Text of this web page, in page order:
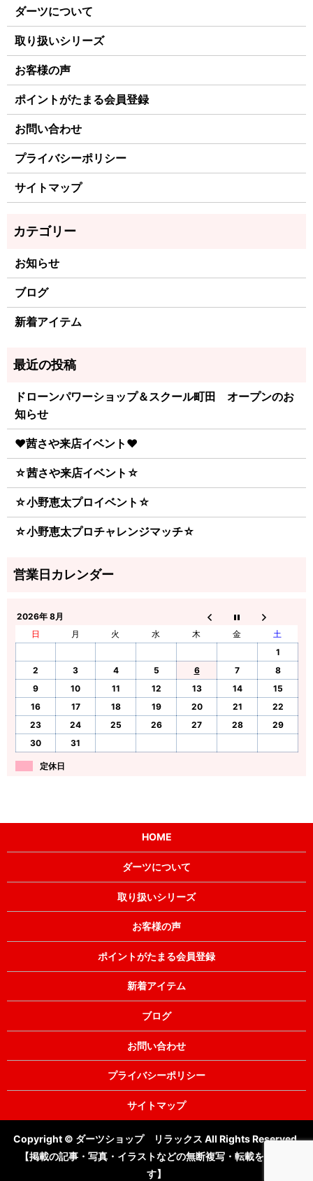
ダーツについて
取り扱いシリーズ
お客様の声
ポイントがたまる会員登録
お問い合わせ
プライバシーポリシー
サイトマップ
お知らせ
ブログ
新着アイテム
ドローンパワーショップ＆スクール町田 オープンのお
知らせ
♥茜さや来店イベント♥
☆茜さや来店イベント☆
☆小野恵太プロイベント☆
☆小野恵太プロチャレンジマッチ☆
2026年 8月
日
月 火 水 木 金
土
1
2
3 4 5 6 7
8
9
10 11 12 13 14
15
16
17 18 19 20 21
22
23
24 25 26 27 28
29
30
31
定休日
HOME
ダーツについて
取り扱いシリーズ
お客様の声
ポイントがたまる会員登録
新着アイテム
ブログ
お問い合わせ
プライバシーポリシー
サイトマップ
Copyright © ダーツショップ リラックス All Rights Reserved.
【掲載の記事・写真・イラストなどの無断複写・転載を禁じま
す】